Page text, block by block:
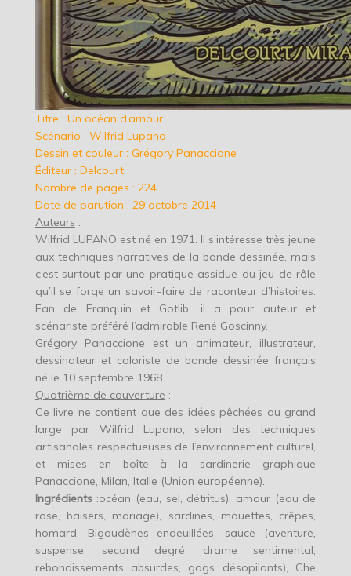
Titre : Un océan d’amour
Scénario : Wilfrid Lupano
Dessin et couleur : Grégory Panaccione
Éditeur : Delcourt
Nombre de pages : 224
Date de parution : 29 octobre 2014
Auteurs :
Wilfrid LUPANO est né en 1971. Il s’intéresse très jeune
aux techniques narratives de la bande dessinée, mais
c’est surtout par une pratique assidue du jeu de rôle
qu’il se forge un savoir-faire de raconteur d’histoires.
Fan de Franquin et Gotlib, il a pour auteur et
scénariste préféré l’admirable René Goscinny.
Grégory Panaccione est un animateur, illustrateur,
dessinateur et coloriste de bande dessinée français
né le 10 septembre 1968.
Quatrième de couverture :
Ce livre ne contient que des idées pêchées au grand
large par Wilfrid Lupano, selon des techniques
artisanales respectueuses de l’environnement culturel,
et mises en boîte à la sardinerie graphique
Panaccione, Milan, Italie (Union européenne).
Ingrédients:océan (eau, sel, détritus), amour (eau de
rose, baisers, mariage), sardines, mouettes, crêpes,
homard, Bigoudènes endeuillées, sauce (aventure,
suspense, second degré, drame sentimental,
rebondissements absurdes, gags désopilants), Che